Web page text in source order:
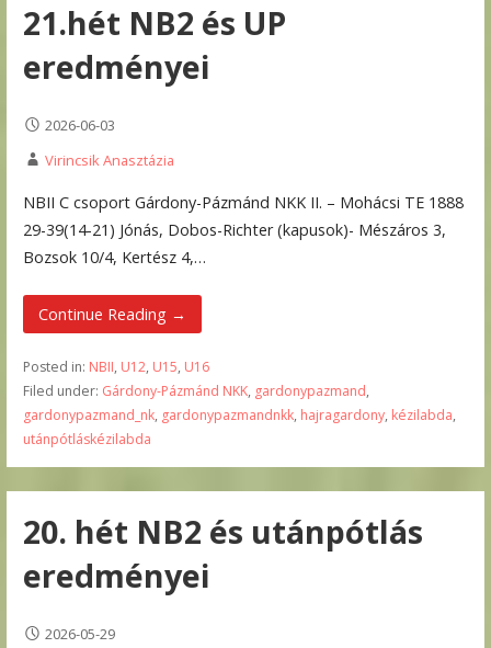
21.hét NB2 és UP
eredményei
2026-06-03
Virincsik Anasztázia
NBII C csoport Gárdony-Pázmánd NKK II. – Mohácsi TE 1888
29-39(14-21) Jónás, Dobos-Richter (kapusok)- Mészáros 3,
Bozsok 10/4, Kertész 4,…
Continue Reading →
Posted in: NBII, U12, U15, U16
Filed under: Gárdony-Pázmánd NKK, gardonypazmand,
gardonypazmand_nk, gardonypazmandnkk, hajragardony, kézilabda,
utánpótláskézilabda
20. hét NB2 és utánpótlás
eredményei
2026-05-29